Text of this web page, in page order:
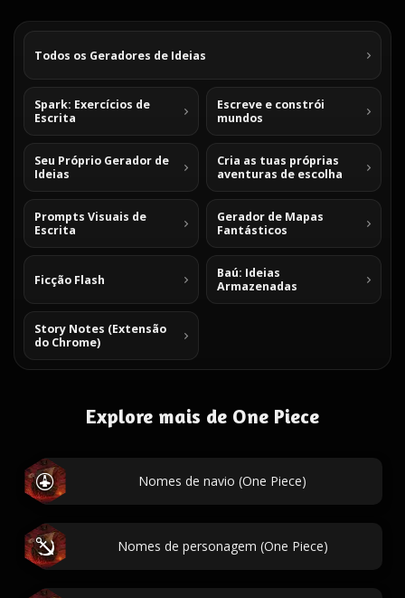
Todos os Geradores de Ideias
Spark: Exercícios de
Escrita
Escreve e constrói
mundos
Seu Próprio Gerador de
Ideias
Cria as tuas próprias
aventuras de escolha
Prompts Visuais de
Escrita
Gerador de Mapas
Fantásticos
Ficção Flash
Baú: Ideias
Armazenadas
Story Notes (Extensão
do Chrome)
Explore mais de One Piece
Nomes de navio (One Piece)
Nomes de personagem (One Piece)